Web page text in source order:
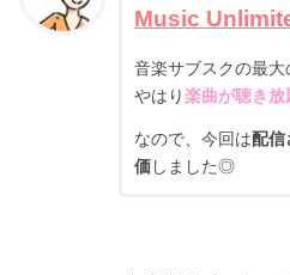
Music
音楽サブスクの最大
やはり楽曲が聴き放
なので、今回は配信
価 しました◎